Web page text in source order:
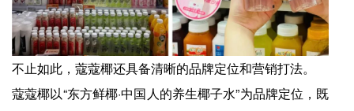
不止如此，蔻蔻椰还具备清晰的品牌定位和营销打法。
蔻蔻椰以“东方鲜椰·中国人的养生椰子水”为品牌定位，既